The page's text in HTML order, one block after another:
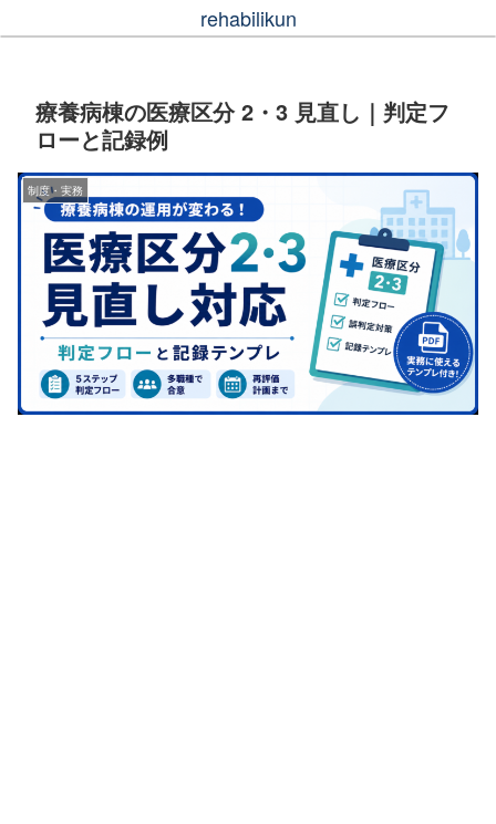
rehabilikun
療養病棟の医療区分 2・3 見直し｜判定フ
ローと記録例
制度・実務